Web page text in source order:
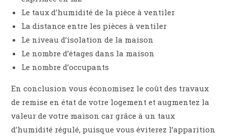
Le taux d’humidité de la pièce à ventiler
La distance entre les pièces à ventiler
Le niveau d’isolation de la maison
Le nombre d’étages dans la maison
Le nombre d’occupants
En conclusion vous économisez le coût des travaux
de remise en état de votre logement et augmentez la
valeur de votre maison car grâce à un taux
d’humidité régulé, puisque vous éviterez l’apparition